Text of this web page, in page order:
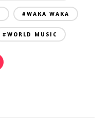
#WAKA WAKA
#WORLD MUSIC